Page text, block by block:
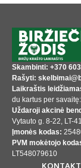
Skambinti: +370
Rašyti:
Laikraštis
du kartus per
Uždaroji akcinė
Vytauto g. 8-22, LT-
Įmonės kodas:
PVM mokėtojo
LT548079610